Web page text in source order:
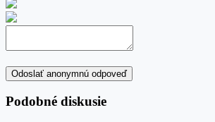
Odoslať anonymnú odpoveď
Podobné diskusie